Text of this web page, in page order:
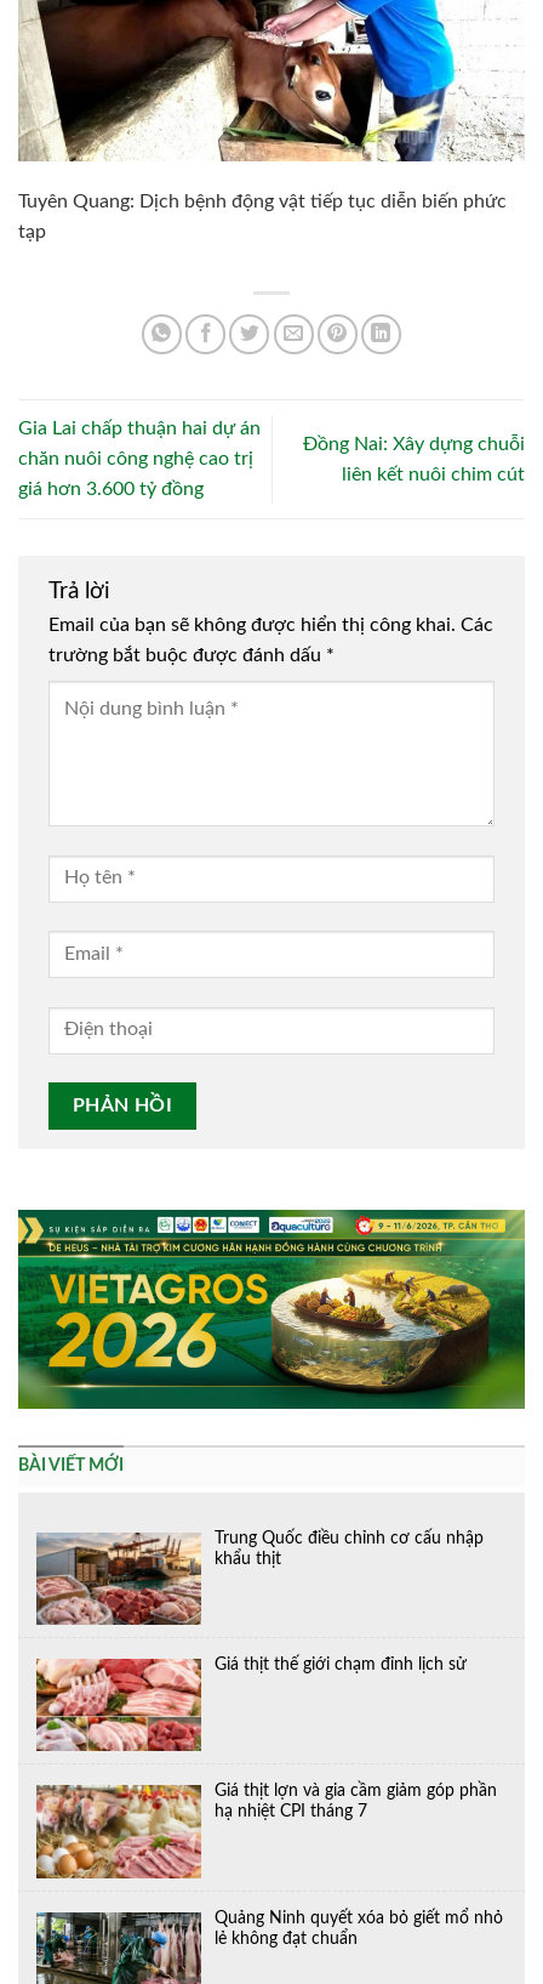
Tuyên Quang: Dịch bệnh động vật tiếp tục diễn biến phức
tạp
Gia Lai chấp thuận hai dự án
chăn nuôi công nghệ cao trị
giá hơn 3.600 tỷ đồng
Đồng Nai: Xây dựng chuỗi
liên kết nuôi chim cút
Trả lời
Email của bạn sẽ không được hiển thị công khai. Các
trường bắt buộc được đánh dấu *
BÀI VIẾT MỚI
Trung Quốc điều chỉnh cơ cấu nhập
khẩu thịt
Giá thịt thế giới chạm đỉnh lịch sử
Giá thịt lợn và gia cầm giảm góp phần
hạ nhiệt CPI tháng 7
Quảng Ninh quyết xóa bỏ giết mổ nhỏ
lẻ không đạt chuẩn